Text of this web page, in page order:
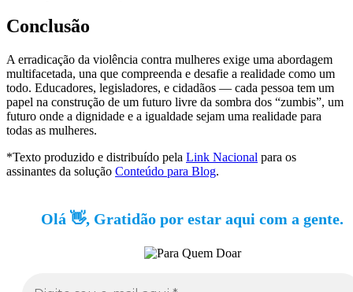
Conclusão
A erradicação da violência contra mulheres exige uma abordagem
multifacetada, una que compreenda e desafie a realidade como um
todo. Educadores, legisladores, e cidadãos — cada pessoa tem um
papel na construção de um futuro livre da sombra dos “zumbis”, um
futuro onde a dignidade e a igualdade sejam uma realidade para
todas as mulheres.
*Texto produzido e distribuído pela Link Nacional para os
assinantes da solução Conteúdo para Blog.
Olá 👋, Gratidão por estar aqui com a gente.